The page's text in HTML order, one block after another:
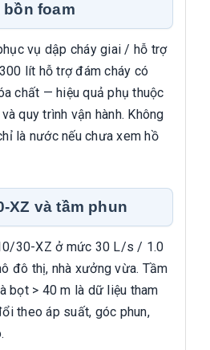
foam
vụ dập cháy giai / hỗ trợ
lít hỗ trợ đám cháy có
chất — hiệu quả phụ thuộc
quy trình vận hành. Không
là nước nếu chưa xem hồ
XZ và tầm phun
30-XZ ở mức 30 L/s / 1.0
đô thị, nhà xưởng vừa. Tầm
bọt > 40 m là dữ liệu tham
theo áp suất, góc phun,